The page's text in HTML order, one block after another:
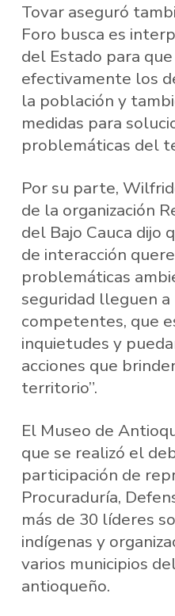
Tovar aseguró
Foro busca es
del Estado para
efectivamente los
la población y
medidas para
problemáticas del
Por su parte,
de la organización
del Bajo Cauca dijo
de interacción
problemáticas
seguridad lleguen
competentes, que
inquietudes y
acciones que
territorio”.
El Museo de
que se realizó el
participación de
Procuraduría,
más de 30 líderes
indígenas y
varios municipios
antioqueño.